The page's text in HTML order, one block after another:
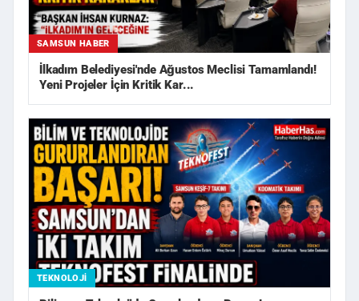
SAMSUN HABER
İlkadım Belediyesi'nde Ağustos Meclisi Tamamlandı!
Yeni Projeler İçin Kritik Kar...
TEKNOLOJI